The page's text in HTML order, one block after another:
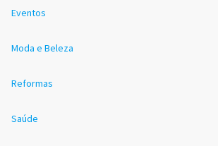
Eventos
Moda e Beleza
Reformas
Saúde